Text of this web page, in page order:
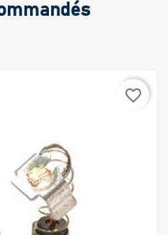
favorite_border